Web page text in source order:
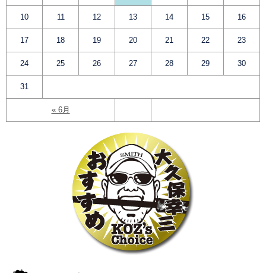
« 6月
10 11 12 13 14 15 16
17 18 19 20 21 22 23
24 25 26 27 28 29 30
31